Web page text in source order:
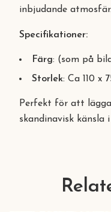
inbjudande atmosfär.
Specifikationer:
Färg: (som på
Storlek: Ca 110 x
Perfekt för att
skandinavisk känsla